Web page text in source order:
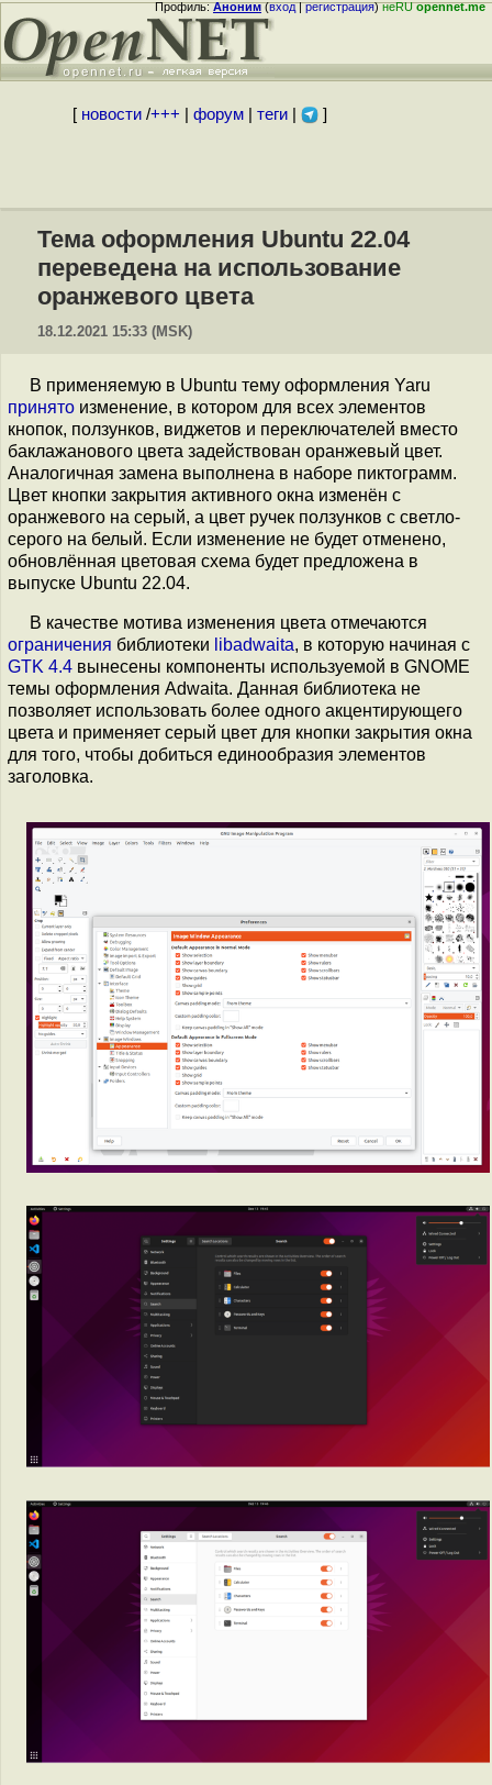
Профиль:Аноним(вход|регистрация)неRUopennet.me
[ новости/+++ форум| теги| ]
Тема оформления Ubuntu 22.04
переведена на использование
оранжевого цвета
18.12.2021 15:33 (MSK)
В применяемую в Ubuntu тему оформления Yaru
принято изменение, в котором для всех элементов
кнопок, ползунков, виджетов и переключателей вместо
баклажанового цвета задействован оранжевый цвет.
Аналогичная замена выполнена в наборе пиктограмм.
Цвет кнопки закрытия активного окна изменён с
оранжевого на серый, а цвет ручек ползунков с светло-
серого на белый. Если изменение не будет отменено,
обновлённая цветовая схема будет предложена в
выпуске Ubuntu 22.04.
В качестве мотива изменения цвета отмечаются
ограничения библиотеки libadwaita, в которую начиная с
GTK 4.4 вынесены компоненты используемой в GNOME
темы оформления Adwaita. Данная библиотека не
позволяет использовать более одного акцентирующего
цвета и применяет серый цвет для кнопки закрытия окна
для того, чтобы добиться единообразия элементов
заголовка.